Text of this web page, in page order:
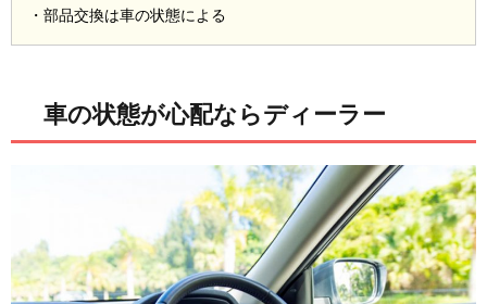
・部品交換は車の状態による
車の状態が心配ならディーラー